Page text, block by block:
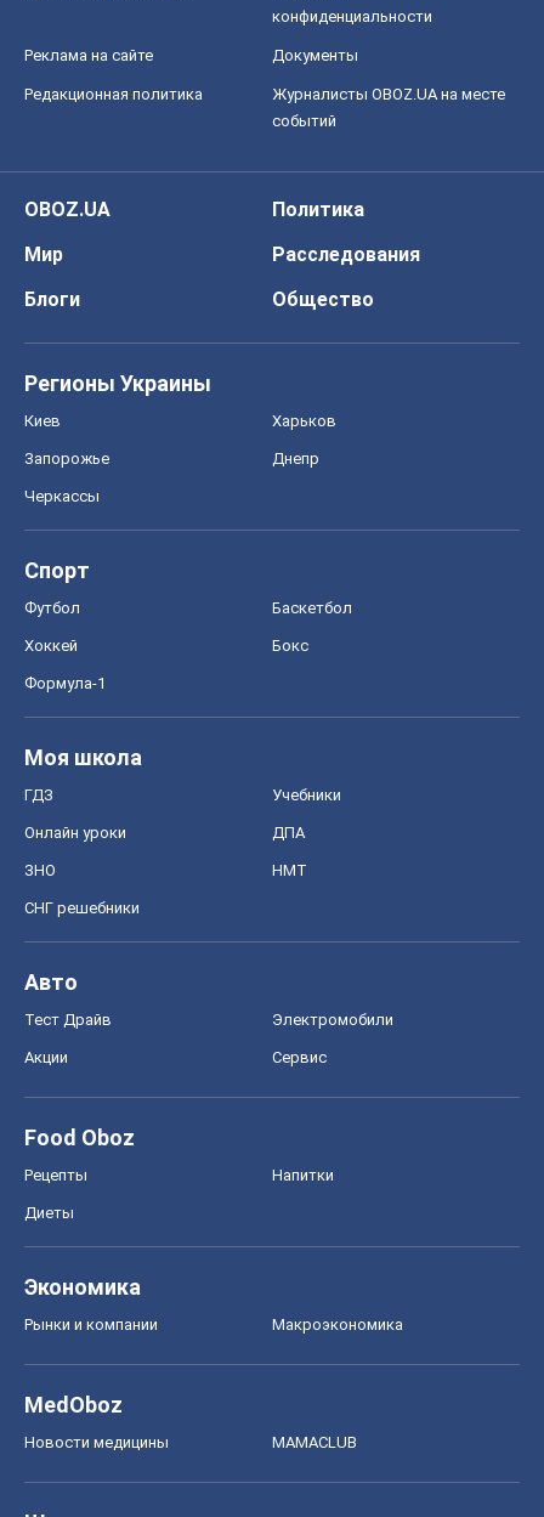
конфиденциальности
Реклама на сайте Документы
Редакционная политика
Журналисты OBOZ.UA на месте
событий
OBOZ.UA
Политика
Мир
Расследования
Блоги
Общество
Регионы Украины
Киев Харьков
Запорожье Днепр
Черкассы
Спорт
Футбол Баскетбол
Хоккей Бокс
Формула-1
Моя школа
ГДЗ Учебники
Онлайн уроки ДПА
ЗНО НМТ
СНГ решебники
Авто
Тест Драйв Электромобили
Акции Сервис
Food Oboz
Рецепты Напитки
Диеты
Экономика
Рынки и компании Mакроэкономика
MedOboz
Новости медицины MAMACLUB